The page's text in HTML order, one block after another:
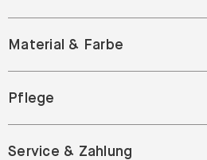
Material & Farbe
Pflege
Service & Zahlung